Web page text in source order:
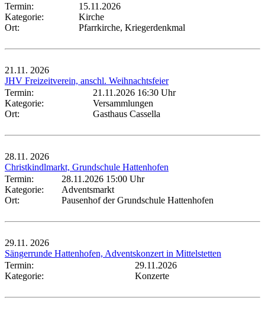
Termin:
15.11.2026
Kategorie:
Kirche
Ort:
Pfarrkirche, Kriegerdenkmal
21.11. 2026
JHV Freizeitverein, anschl. Weihnachtsfeier
Termin:
21.11.2026 16:30 Uhr
Kategorie:
Versammlungen
Ort:
Gasthaus Cassella
28.11. 2026
Christkindlmarkt, Grundschule Hattenhofen
Termin:
28.11.2026 15:00 Uhr
Kategorie:
Adventsmarkt
Ort:
Pausenhof der Grundschule Hattenhofen
29.11. 2026
Sängerrunde Hattenhofen, Adventskonzert in Mittelstetten
Termin:
29.11.2026
Kategorie:
Konzerte